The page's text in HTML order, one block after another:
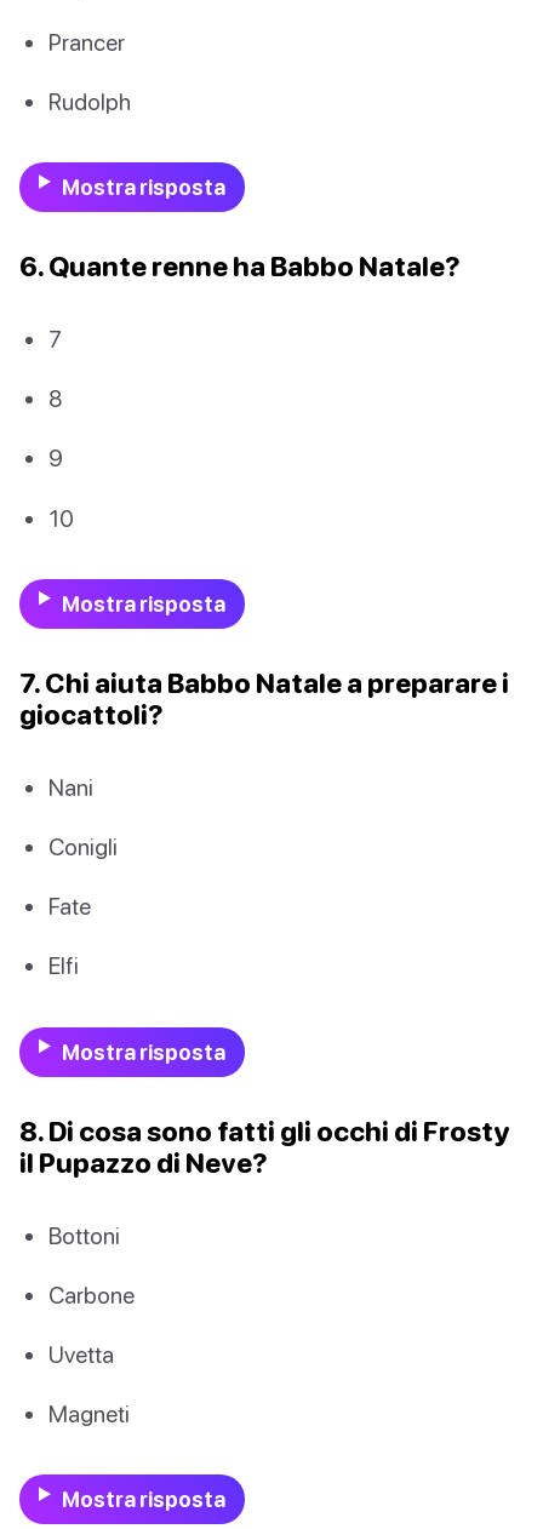
Prancer
Rudolph
Mostra risposta
6. Quante renne ha Babbo Natale?
7
8
9
10
Mostra risposta
7. Chi aiuta Babbo Natale a preparare i
giocattoli?
Nani
Conigli
Fate
Elfi
Mostra risposta
8. Di cosa sono fatti gli occhi di Frosty
il Pupazzo di Neve?
Bottoni
Carbone
Uvetta
Magneti
Mostra risposta